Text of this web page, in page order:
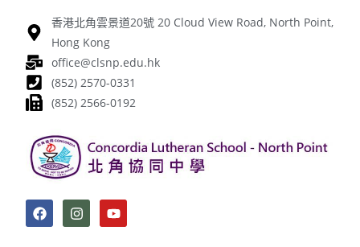
香港北角雲景道20號 20 Cloud View Road, North Point,
Hong Kong
office@clsnp.edu.hk
(852) 2570-0331
(852) 2566-0192